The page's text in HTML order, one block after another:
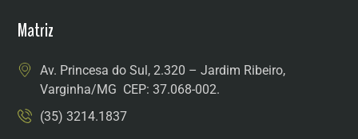
Matriz
Av. Princesa do Sul, 2.320 – Jardim Ribeiro,
Varginha/MG CEP: 37.068-002.
(35) 3214.1837